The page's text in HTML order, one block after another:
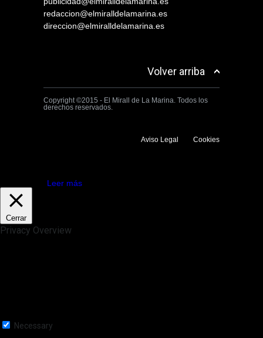
redaccion@elmiralldelamarina.es
direccion@elmiralldelamarina.es
Volver arriba
Copyright ©2015 - El Mirall de La Marina. Todos los
derechos reservados.
Aviso Legal Cookies
Leer más
Cerrar
Privacy Overview
Necessary